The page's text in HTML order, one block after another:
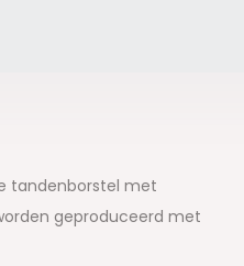
tandenborstel met
geproduceerd met